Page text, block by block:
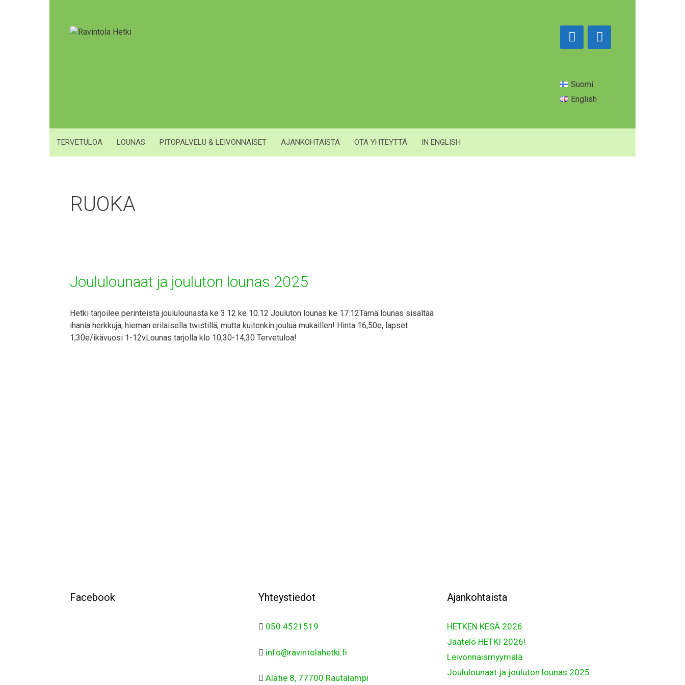
Suomi
English
TERVETULOA LOUNAS PITOPALVELU & LEIVONNAISET AJANKOHTAISTA OTA YHTEYTTÄ IN ENGLISH
RUOKA
Joululounaat ja jouluton lounas 2025
Hetki tarjoilee perinteistä joululounasta ke 3.12 ke 10.12 Jouluton lounas ke 17.12Tämä lounas sisältää
ihania herkkuja, hieman erilaisella twistillä, mutta kuitenkin joulua mukaillen! Hinta 16,50e, lapset
1,30e/ikävuosi 1-12vLounas tarjolla klo 10,30-14,30 Tervetuloa!
Facebook Yhteystiedot
050 4521519
info@ravintolahetki.fi
Alatie 8, 77700 Rautalampi
Ajankohtaista
HETKEN KESÄ 2026
Jäätelö HETKI 2026!
Leivonnaismyymälä
Joululounaat ja jouluton lounas 2025